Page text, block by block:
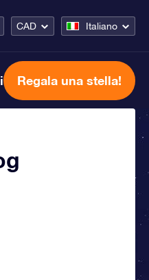
CAD Italiano
Regala una stella!